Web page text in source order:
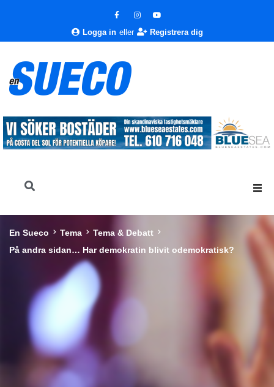
Logga in eller Registrera dig
En Sueco Tema
Tema & Debatt
På andra sidan… Har demokratin blivit odemokratisk?